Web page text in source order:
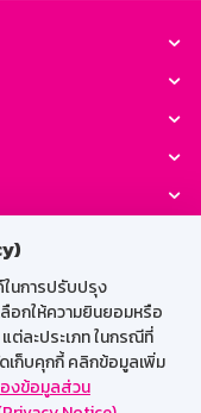
ในการปรับปรุง
อกให้ความยินยอมหรือ
ต่ละประเภท ในกรณีที่
เก็บคุกกี้ คลิกข้อมูลเพิ่ม
งข้อมูลส่วน
ณ ที่จ่าย บุคคล
าย ตามประกาศ
ดอกเบี้ยทุกเดือน
กที่เป็นบัญชีคู่โอน
M-Search